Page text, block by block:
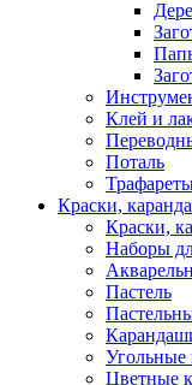
Клей и
Поталь
Краски,
Краски,
Наборы
Пастель
Угольные
Цветные